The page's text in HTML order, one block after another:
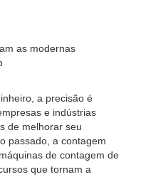
as modernas
a precisão é
e indústrias
de melhorar seu
passado, a contagem
de contagem de
que tornam a